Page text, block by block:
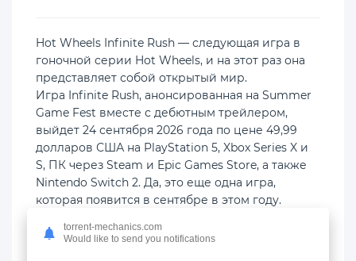
Hot Wheels Infinite Rush — следующая игра в
гоночной серии Hot Wheels, и на этот раз она
представляет собой открытый мир.
Игра Infinite Rush, анонсированная на Summer
Game Fest вместе с дебютным трейлером,
выйдет 24 сентября 2026 года по цене 49,99
долларов США на PlayStation 5, Xbox Series X и
S, ПК через Steam и Epic Games Store, а также
Nintendo Switch 2. Да, это еще одна игра,
которая появится в сентябре в этом году.
Infinite Rush разработана студией Milestone,
torrent-mechanics.com
Would like to send you notifications